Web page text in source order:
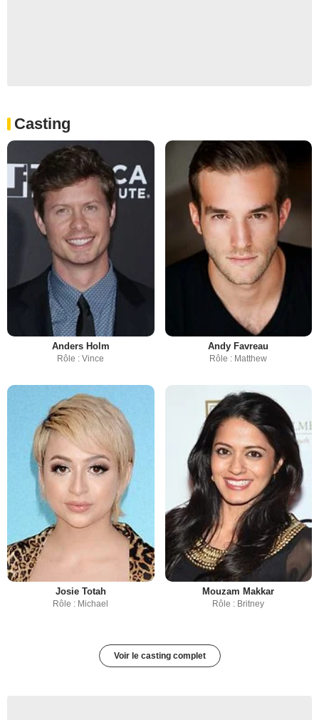
Casting
Anders Holm
Rôle : Vince
Andy Favreau
Rôle : Matthew
Josie Totah
Rôle : Michael
Mouzam Makkar
Rôle : Britney
Voir le casting complet